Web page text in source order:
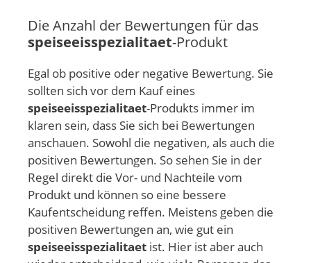
Die Anzahl der Bewertungen für das
speiseeisspezialitaet-Produkt
Egal ob positive oder negative Bewertung. Sie
sollten sich vor dem Kauf eines
speiseeisspezialitaet-Produkts immer im
klaren sein, dass Sie sich bei Bewertungen
anschauen. Sowohl die negativen, als auch die
positiven Bewertungen. So sehen Sie in der
Regel direkt die Vor- und Nachteile vom
Produkt und können so eine bessere
Kaufentscheidung reffen. Meistens geben die
positiven Bewertungen an, wie gut ein
speiseeisspezialitaet ist. Hier ist aber auch